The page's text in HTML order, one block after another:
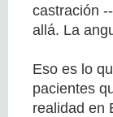
castración
allá. La
Eso es lo
pacientes
realidad en